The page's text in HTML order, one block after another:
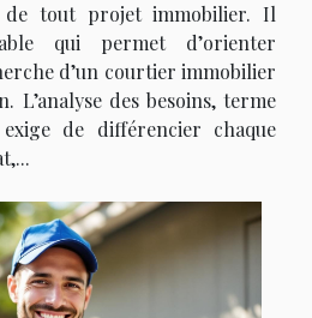
de tout projet immobilier. Il
qui permet d’orienter
d’un courtier immobilier
L’analyse des besoins, terme
de différencier chaque